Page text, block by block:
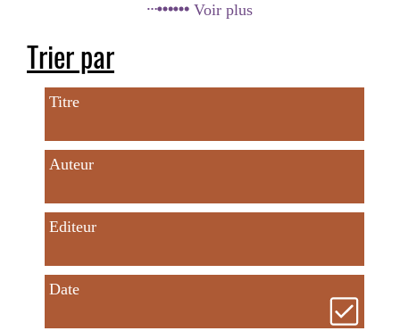
Voir plus
Trier par
Titre
Auteur
Editeur
Date